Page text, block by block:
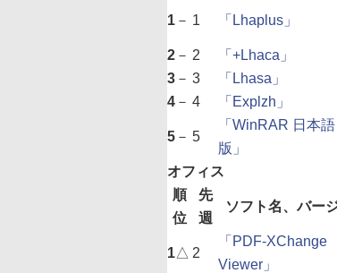
1 － 1 「Lhaplus」
2 － 2 「+Lhaca」
3 － 3 「Lhasa」
4 － 4 「Explzh」
5 － 5
「WinRAR 日本語
版」
オフィス
順
位
先
週
ソフト名、バー
1△ 2
「PDF-XChange
Viewer」